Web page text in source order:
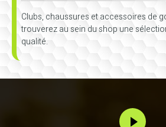
Clubs, chaussures et accessoires de
trouverez au sein du shop une
qualité.